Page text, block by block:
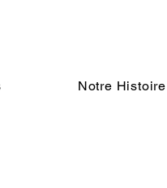
Notre Histoire